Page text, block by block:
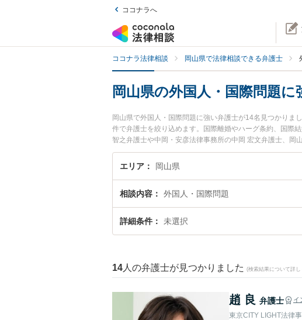
ココナラへ
ココナラ法律相談 岡山県で法律相談できる弁護士
岡山県の外国人・国際問題に
岡山県で外国人・国際問題に強い弁護士が14名見つかりま
件で弁護士を絞り込めます。国際離婚やハーグ条約、国際
智之弁護士や中岡・安彦法律事務所の中岡 宏文弁護士、
夜間に発生した外国人・国際問題のトラブルを今すぐに弁
人・国際問題を法律相談できる岡山県内の弁護士に相談予
エリア 岡山県
相談内容 外国人・国際問題
詳細条件 未選択
14 人の弁護士が見つかりました (検索結果について詳し
趙 良 弁護士 イ
東京CITY LIGHT法律